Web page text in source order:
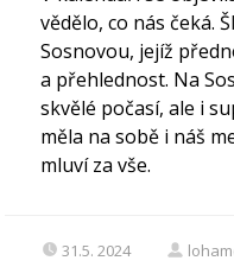
vědělo, co nás čeká.
Sosnovou, jejíž
a přehlednost. Na
skvělé počasí, ale i
měla na sobě i náš
mluví za vše.
31.5. 2024